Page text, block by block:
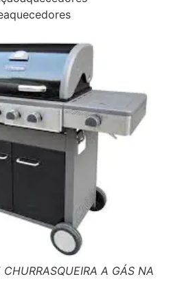
CHURRASQUEIRA A GÁS NA